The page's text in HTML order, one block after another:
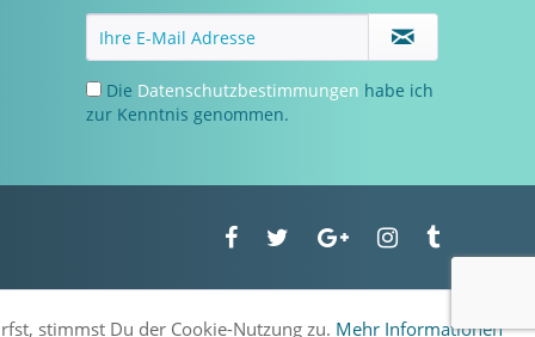
Die Datenschutzbestimmungen habe ich
zur Kenntnis genommen.
stimmst Du der Cookie-Nutzung zu. Mehr Informationen